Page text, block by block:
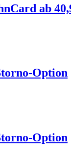
ab
Option
Option